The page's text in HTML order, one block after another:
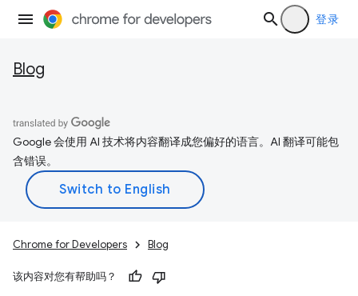
登录
Blog
Google 会使用 AI 技术将内容翻译成您偏好的语言。AI 翻译可能包
含错误。
Chrome for Developers Blog
该内容对您有帮助吗？